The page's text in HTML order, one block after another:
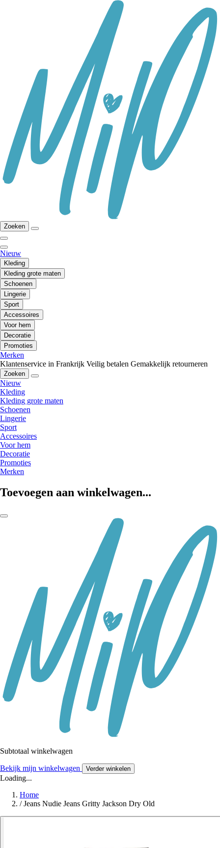
Zoeken
Nieuw
Kleding
Kleding grote maten
Schoenen
Lingerie
Sport
Accessoires
Voor hem
Decoratie
Promoties
Merken
Klantenservice in Frankrijk Veilig betalen Gemakkelijk retourneren
Zoeken
Nieuw
Kleding
Kleding grote maten
Schoenen
Lingerie
Sport
Accessoires
Voor hem
Decoratie
Promoties
Merken
Toevoegen aan winkelwagen...
Subtotaal winkelwagen
Bekijk mijn winkelwagen Verder winkelen
Loading...
Home
/ Jeans Nudie Jeans Gritty Jackson Dry Old